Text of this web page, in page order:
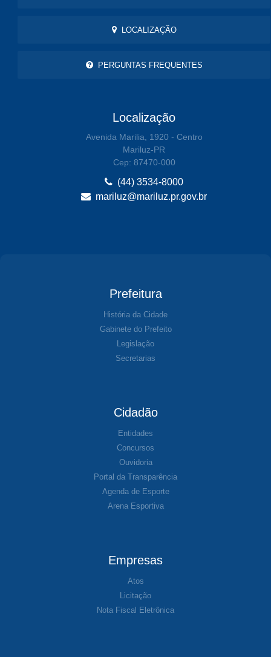
LOCALIZAÇÃO
PERGUNTAS FREQUENTES
Localização
Avenida Marilia, 1920 - Centro
Mariluz-PR
Cep: 87470-000
(44) 3534-8000
mariluz@mariluz.pr.gov.br
Prefeitura
História da Cidade
Gabinete do Prefeito
Legislação
Secretarias
Cidadão
Entidades
Concursos
Ouvidoria
Portal da Transparência
Agenda de Esporte
Arena Esportiva
Empresas
Atos
Licitação
Nota Fiscal Eletrônica